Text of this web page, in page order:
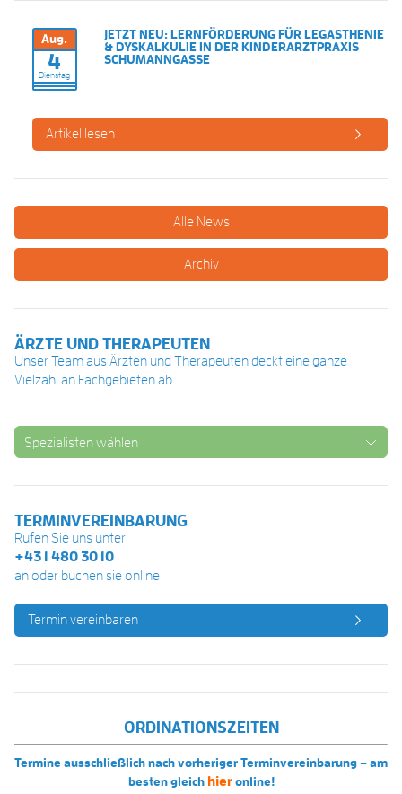
Aug.
4
Dienstag
JETZT NEU: LERNFÖRDERUNG FÜR LEGASTHENIE
& DYSKALKULIE IN DER KINDERARZTPRAXIS
SCHUMANNGASSE
Artikel lesen
Alle News
Archiv
ÄRZTE UND THERAPEUTEN
Unser Team aus Ärzten und Therapeuten deckt eine ganze
Vielzahl an Fachgebieten ab.
Spezialisten wählen
TERMINVEREINBARUNG
Rufen Sie uns unter
+43 1 480 30 10
an oder buchen sie online
Termin vereinbaren
ORDINATIONSZEITEN
Termine ausschließlich nach vorheriger Terminvereinbarung – am
besten gleich hieronline!